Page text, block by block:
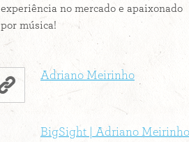
experiência no mercado e apaixonado
por música!
Adriano Meirinho
BigSight | Adriano Meirinho